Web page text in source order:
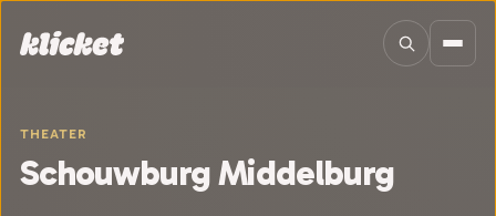
THEATER
Schouwburg Middelburg